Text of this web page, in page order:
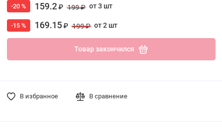
-20 % 159.2₽ 199 ₽ от 3 шт
-15 % 169.15₽ 199 ₽ от 2 шт
Товар закончился
В избранное В сравнение